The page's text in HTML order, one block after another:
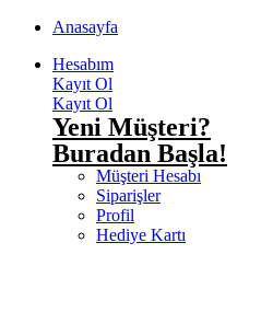
Anasayfa
Hesabım
Kayıt Ol
Kayıt Ol
Yeni Müşteri?
Buradan Başla!
Müşteri Hesabı
Siparişler
Profil
Hediye Kartı